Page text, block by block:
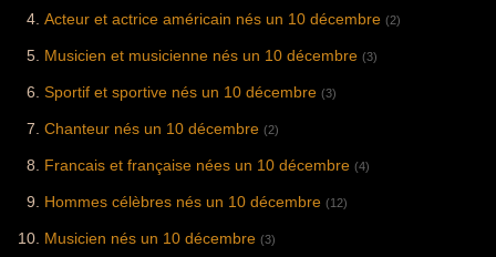
Acteur et actrice américain nés un 10 décembre (2)
Musicien et musicienne nés un 10 décembre (3)
Sportif et sportive nés un 10 décembre (3)
Chanteur nés un 10 décembre (2)
Francais et française nées un 10 décembre (4)
Hommes célèbres nés un 10 décembre (12)
Musicien nés un 10 décembre (3)